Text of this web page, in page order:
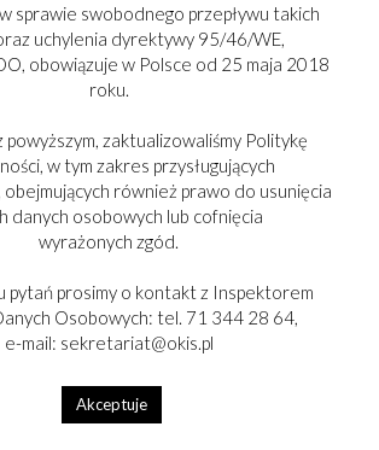
sprawie swobodnego przepływu takich
uchylenia dyrektywy 95/46/WE,
obowiązuje w Polsce od 25 maja 2018
roku.
powyższym, zaktualizowaliśmy Politykę
w tym zakres przysługujących
obejmujących również prawo do usunięcia
danych osobowych lub cofnięcia
wyrażonych zgód.
pytań prosimy o kontakt z Inspektorem
Osobowych: tel. 71 344 28 64,
e-mail: sekretariat@okis.pl
Akceptuje